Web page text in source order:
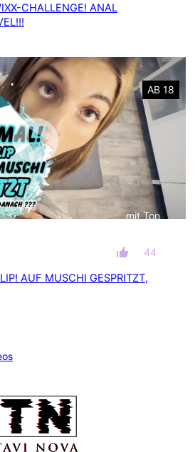
CHALLENGE! ANAL
AB 18
mit Ton
44
AUF MUSCHI GESPRITZT,